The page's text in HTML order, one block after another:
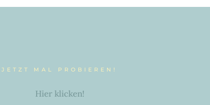
JETZT MAL PROBIEREN!
Hier klicken!
_______________
einatmen – halten – ausatmen – halten